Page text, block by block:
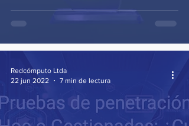
Redcómputo Ltda
22 jun 2022
7 min de lectura